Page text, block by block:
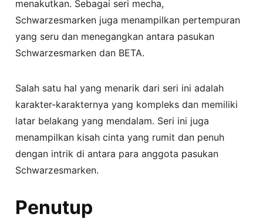
menakutkan. Sebagai seri mecha,
Schwarzesmarken juga menampilkan pertempuran
yang seru dan menegangkan antara pasukan
Schwarzesmarken dan BETA.
Salah satu hal yang menarik dari seri ini adalah
karakter-karakternya yang kompleks dan memiliki
latar belakang yang mendalam. Seri ini juga
menampilkan kisah cinta yang rumit dan penuh
dengan intrik di antara para anggota pasukan
Schwarzesmarken.
Penutup